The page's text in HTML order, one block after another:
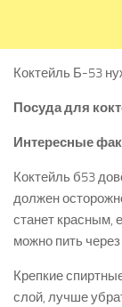
Коктейль Б-53
Посуда для
Интересные
Коктейль б53
должен
станет красным,
можно пить
Крепкие
слой, лучше